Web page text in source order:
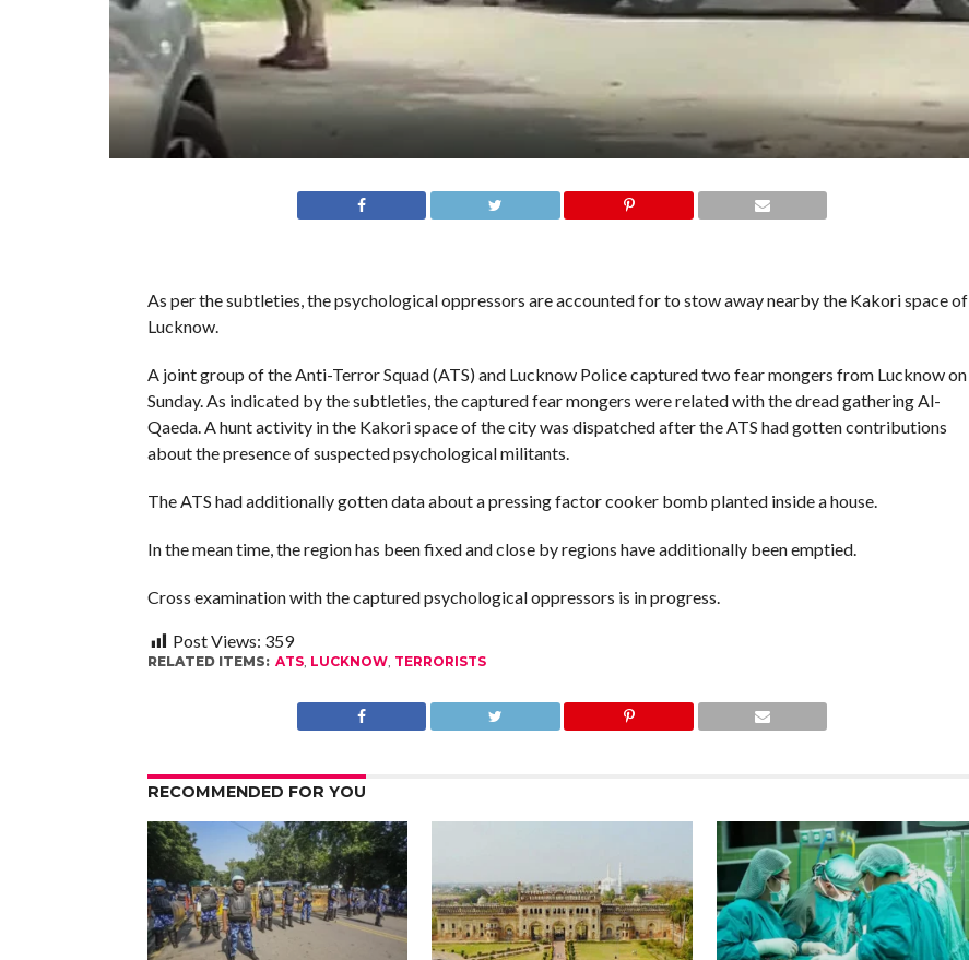
As per the subtleties, the psychological oppressors are accounted for to stow away nearby the Kakori space of
Lucknow.
A joint group of the Anti-Terror Squad (ATS) and Lucknow Police captured two fear mongers from Lucknow on
Sunday. As indicated by the subtleties, the captured fear mongers were related with the dread gathering Al-
Qaeda. A hunt activity in the Kakori space of the city was dispatched after the ATS had gotten contributions
about the presence of suspected psychological militants.
The ATS had additionally gotten data about a pressing factor cooker bomb planted inside a house.
In the mean time, the region has been fixed and close by regions have additionally been emptied.
Cross examination with the captured psychological oppressors is in progress.
Post Views: 359
RELATED ITEMS: ATS, LUCKNOW, TERRORISTS
RECOMMENDED FOR YOU